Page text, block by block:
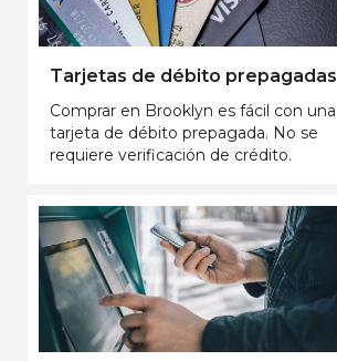
Tarjetas de débito prepagadas
Comprar en Brooklyn es fácil con una
tarjeta de débito prepagada. No se
requiere verificación de crédito.